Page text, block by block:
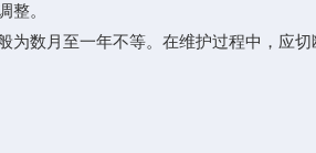
。
月至一年不等。在维护过程中，应切